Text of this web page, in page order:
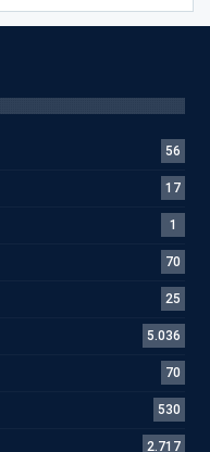
56
17
1
70
25
5.036
70
530
2.717